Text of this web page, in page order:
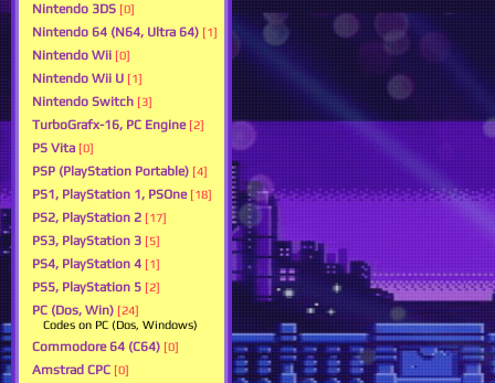
Nintendo 3DS [0]
Nintendo 64 (N64, Ultra 64) [1]
Nintendo Wii [0]
Nintendo Wii U [1]
Nintendo Switch [3]
TurboGrafx-16, PC Engine [2]
PS Vita [0]
PSP (PlayStation Portable) [4]
PS1, PlayStation 1, PSOne [18]
PS2, PlayStation 2 [17]
PS3, PlayStation 3 [5]
PS4, PlayStation 4 [1]
PS5, PlayStation 5 [2]
PC (Dos, Win) [24]
Codes on PC (Dos, Windows)
Commodore 64 (C64) [0]
Amstrad CPC [0]